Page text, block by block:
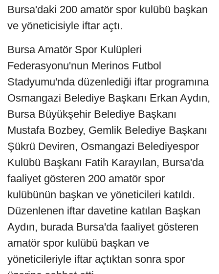
Bursa'daki 200 amatör spor kulübü başkan
ve yöneticisiyle iftar açtı.
Bursa Amatör Spor Kulüpleri
Federasyonu'nun Merinos Futbol
Stadyumu'nda düzenlediği iftar programına
Osmangazi Belediye Başkanı Erkan Aydın,
Bursa Büyükşehir Belediye Başkanı
Mustafa Bozbey, Gemlik Belediye Başkanı
Şükrü Deviren, Osmangazi Belediyespor
Kulübü Başkanı Fatih Karayılan, Bursa'da
faaliyet gösteren 200 amatör spor
kulübünün başkan ve yöneticileri katıldı.
Düzenlenen iftar davetine katılan Başkan
Aydın, burada Bursa'da faaliyet gösteren
amatör spor kulübü başkan ve
yöneticileriyle iftar açtıktan sonra spor